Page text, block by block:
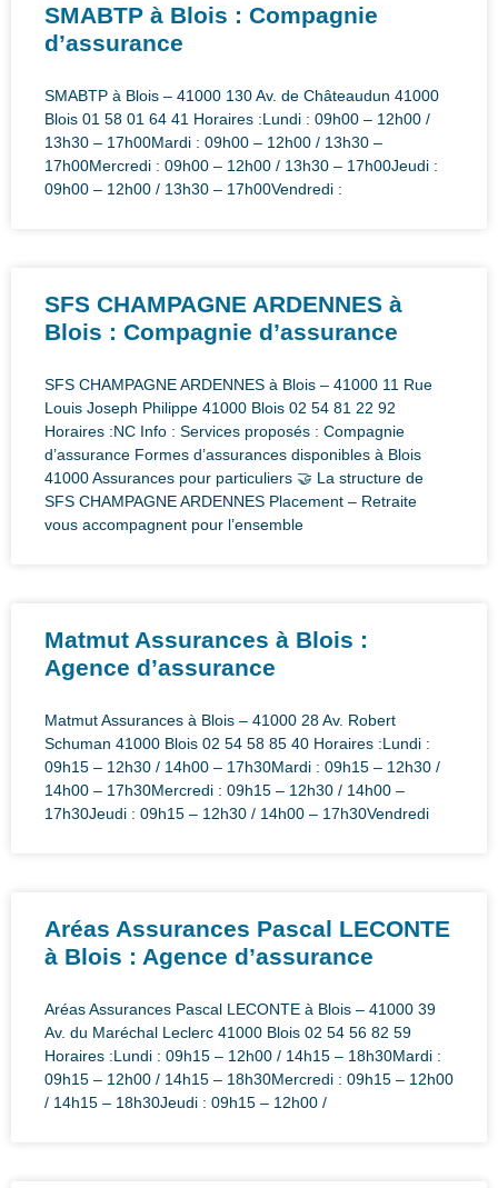
SMABTP à Blois : Compagnie
d’assurance
SMABTP à Blois – 41000 130 Av. de Châteaudun 41000
Blois 01 58 01 64 41 Horaires :Lundi : 09h00 – 12h00 /
13h30 – 17h00Mardi : 09h00 – 12h00 / 13h30 –
17h00Mercredi : 09h00 – 12h00 / 13h30 – 17h00Jeudi :
09h00 – 12h00 / 13h30 – 17h00Vendredi :
SFS CHAMPAGNE ARDENNES à
Blois : Compagnie d’assurance
SFS CHAMPAGNE ARDENNES à Blois – 41000 11 Rue
Louis Joseph Philippe 41000 Blois 02 54 81 22 92
Horaires :NC Info : Services proposés : Compagnie
d’assurance Formes d’assurances disponibles à Blois
41000 Assurances pour particuliers 🤝 La structure de
SFS CHAMPAGNE ARDENNES Placement – Retraite
vous accompagnent pour l’ensemble
Matmut Assurances à Blois :
Agence d’assurance
Matmut Assurances à Blois – 41000 28 Av. Robert
Schuman 41000 Blois 02 54 58 85 40 Horaires :Lundi :
09h15 – 12h30 / 14h00 – 17h30Mardi : 09h15 – 12h30 /
14h00 – 17h30Mercredi : 09h15 – 12h30 / 14h00 –
17h30Jeudi : 09h15 – 12h30 / 14h00 – 17h30Vendredi
Aréas Assurances Pascal LECONTE
à Blois : Agence d’assurance
Aréas Assurances Pascal LECONTE à Blois – 41000 39
Av. du Maréchal Leclerc 41000 Blois 02 54 56 82 59
Horaires :Lundi : 09h15 – 12h00 / 14h15 – 18h30Mardi :
09h15 – 12h00 / 14h15 – 18h30Mercredi : 09h15 – 12h00
/ 14h15 – 18h30Jeudi : 09h15 – 12h00 /